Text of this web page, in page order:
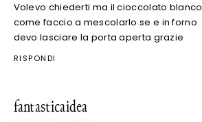
Volevo chiederti ma il cioccolato blanco
come faccio a mescolarlo se e in forno
devo lasciare la porta aperta grazie
RISPONDI
fantasticaidea